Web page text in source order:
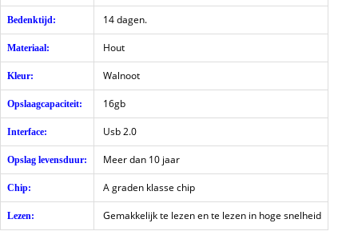
Bedenktijd: 14 dagen.
Materiaal: Hout
Kleur: Walnoot
Opslaagcapaciteit: 16gb
Interface: Usb 2.0
Opslag levensduur: Meer dan 10 jaar
Chip: A graden klasse chip
Lezen: Gemakkelijk te lezen en te lezen in hoge snelheid